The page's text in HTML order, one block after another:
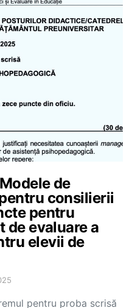
de
consilierii
pentru
de evaluare a
elevii de
pentru proba scrisă